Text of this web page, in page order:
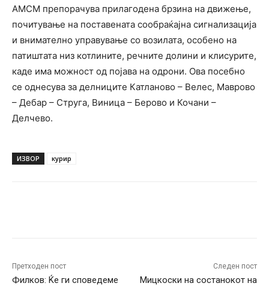
АМСМ препорачува прилагодена брзина на движење,
почитување на поставената сообраќајна сигнализација
и внимателно управување со возилата, особено на
патиштата низ котлините, речните долини и клисурите,
каде има можност од појава на одрони. Ова посебно
се однесува за делниците Катланово – Велес, Маврово
– Дебар – Струга, Виница – Берово и Кочани –
Делчево.
ИЗВОР курир
Претходен пост
Филков: Ќе ги споведеме
Следен пост
Мицкоски на состанокот на